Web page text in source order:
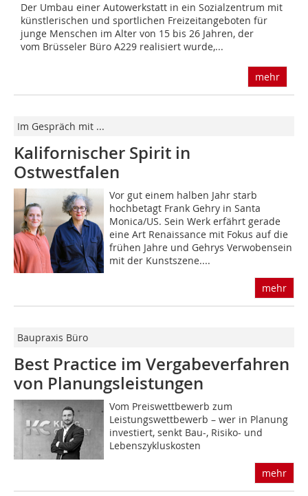
Der Umbau einer Autowerkstatt in ein Sozialzentrum mit
künstlerischen und sportlichen Freizeitangeboten für
junge Menschen im Alter von 15 bis 26 Jahren, der
vom Brüsseler Büro A229 realisiert wurde,...
mehr
Im Gespräch mit ...
Kalifornischer Spirit in
Ostwestfalen
Vor gut einem halben Jahr starb
hochbetagt Frank Gehry in Santa
Monica/US. Sein Werk erfährt gerade
eine Art Renaissance mit Fokus auf die
frühen Jahre und Gehrys Verwobensein
mit der Kunstszene....
mehr
Baupraxis Büro
Best Practice im Vergabeverfahren
von Planungsleistungen
Vom Preiswettbewerb zum
Leistungswettbewerb – wer in Planung
investiert, senkt Bau-, Risiko- und
Lebenszykluskosten
mehr